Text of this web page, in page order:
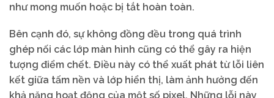
như mong muốn hoặc bị tắt hoàn toàn.
Bên cạnh đó, sự không đồng đều trong quá trình
ghép nối các lớp màn hình cũng có thể gây ra hiện
tượng điểm chết. Điều này có thể xuất phát từ lỗi liên
kết giữa tấm nền và lớp hiển thị, làm ảnh hưởng đến
khả năng hoạt động của một số pixel. Những lỗi này